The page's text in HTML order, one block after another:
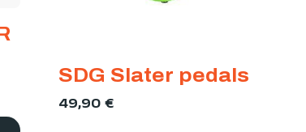
SDG Slater pedals
49,90€